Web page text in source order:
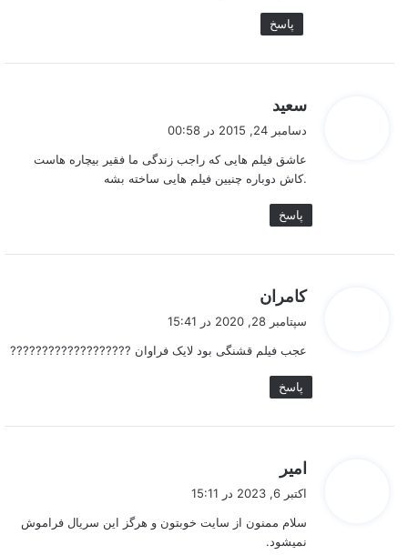
پاسخ
سعید
ت
:
دسامبر 24, 2015 در 00:58
عاشق فیلم هایی که راجب زندگی ما فقیر بیچاره هاست
.کاش دوباره چنیین فیلم هایی ساخته بشه
پاسخ
کامران
ت
:
سپتامبر 28, 2020 در 15:41
عجب فیلم قشنگی بود لایک فراوان ???????????????????
پاسخ
امیر
ت
:
اکتبر 6, 2023 در 15:11
سلام ممنون از سایت خوبتون و هرگز این سریال فراموش
نمیشود.